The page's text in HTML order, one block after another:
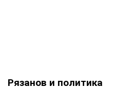
Рязанов и политика